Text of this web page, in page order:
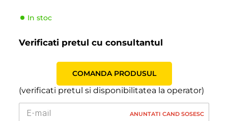
Producator
In stoc
Verificati pretul cu consultantul
COMANDA PRODUSUL
(verificati pretul si disponibilitatea la operator)
ANUNTATI CAND SOSESC